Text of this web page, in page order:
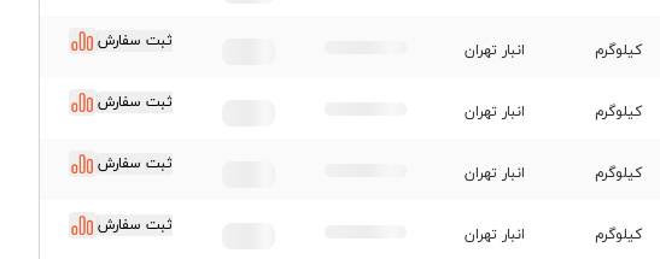
کیلوگرم انبار تهران ثبت سفارش
کیلوگرم انبار تهران ثبت سفارش
کیلوگرم انبار تهران ثبت سفارش
کیلوگرم انبار تهران ثبت سفارش